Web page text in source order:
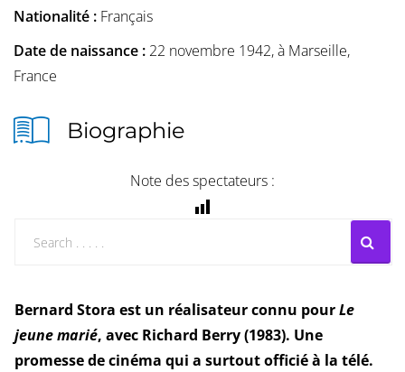
Nationalité : Français
Date de naissance : 22 novembre 1942, à Marseille,
France
Biographie
Note des spectateurs :
Bernard Stora est un réalisateur connu pourLe
jeune marié, avec Richard Berry (1983). Une
promesse de cinéma qui a surtout officié à la télé.